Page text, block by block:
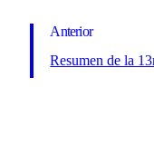
Anterior
Resumen de la